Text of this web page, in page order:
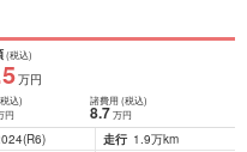
(税込)
万円
込)
円
諸費用 (税込)
8.7 万円
(R6) 走行 1.9万km